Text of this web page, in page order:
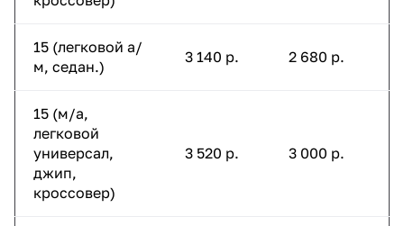
15 (легковой а/
м, седан.)
3 140 р. 2 680 р.
15 (м/а,
легковой
универсал,
джип,
кроссовер)
3 520 р. 3 000 р.